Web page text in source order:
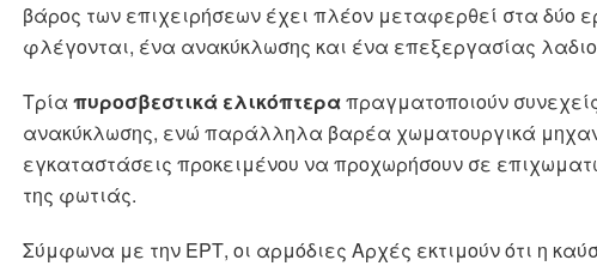
βάρος των επιχειρήσεων έχει πλέον μεταφερθεί στα δύο
φλέγονται, ένα ανακύκλωσης και ένα επεξεργασίας
Τρία πυροσβεστικά ελικόπτεραπραγματοποιούν
ανακύκλωσης, ενώ παράλληλα βαρέα χωματουργικά
εγκαταστάσεις προκειμένου να προχωρήσουν σε
της φωτιάς.
Σύμφωνα με την ΕΡΤ, οι αρμόδιες Αρχές εκτιμούν ότι η